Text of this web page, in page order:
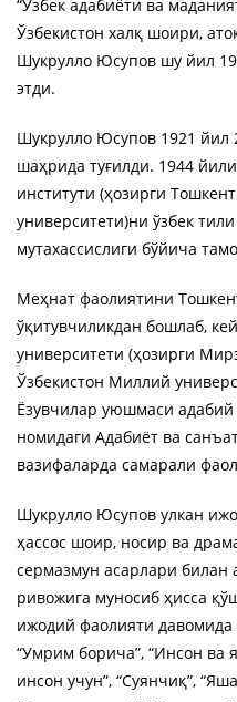
“Ўзбек адабиёти ва
Ўзбекистон халқ шоири,
Шукрулло Юсупов шу йил
этди.
Шукрулло Юсупов 1921 йил
шаҳрида туғилди. 1944
институти (ҳозирги
университети)ни ўзбек
мутахассислиги бўйича
Меҳнат фаолиятини
ўқитувчиликдан бошлаб,
университети (ҳозирги
Ўзбекистон Миллий
Ёзувчилар уюшмаси адабий
номидаги Адабиёт ва
вазифаларда самарали
Шукрулло Юсупов улкан
ҳассос шоир, носир ва
сермазмун асарлари билан
ривожига муносиб ҳисса
ижодий фаолияти давомида
“Умрим борича”, “Инсон ва
инсон учун”, “Суянчиқ”,